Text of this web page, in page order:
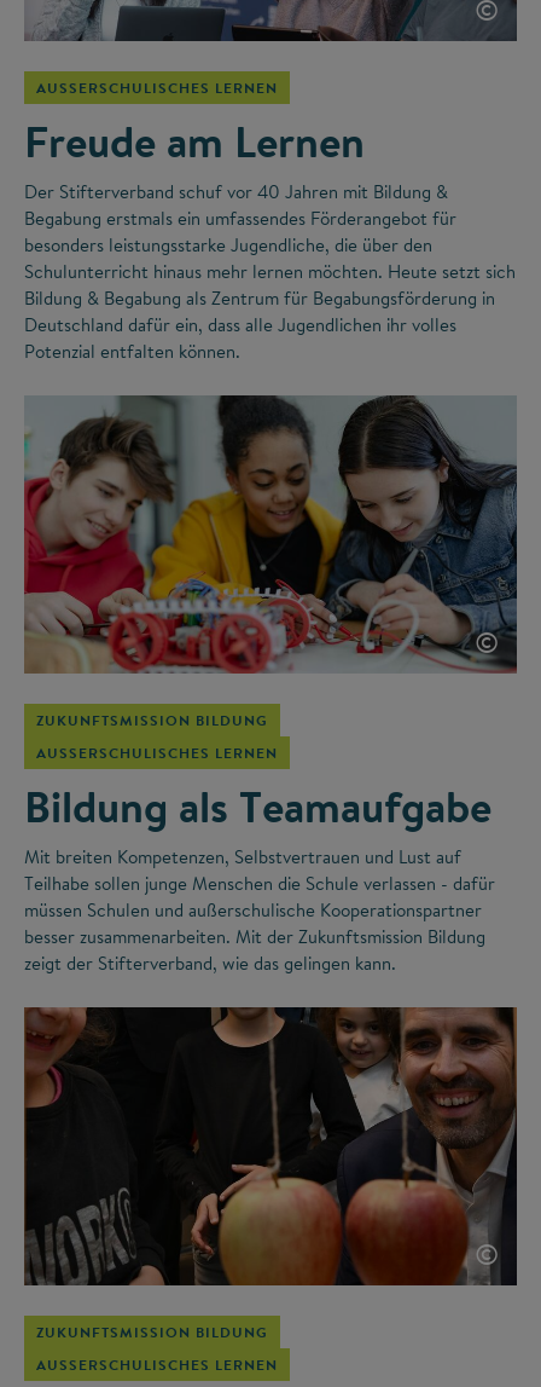
©
AUSSERSCHULISCHES LERNEN
Freude am Lernen
Der Stifterverband schuf vor 40 Jahren mit Bildung &
Begabung erstmals ein umfassendes Förderangebot für
besonders leistungsstarke Jugendliche, die über den
Schulunterricht hinaus mehr lernen möchten. Heute setzt sich
Bildung & Begabung als Zentrum für Begabungsförderung in
Deutschland dafür ein, dass alle Jugendlichen ihr volles
Potenzial entfalten können.
©
ZUKUNFTSMISSION BILDUNG
AUSSERSCHULISCHES LERNEN
Bildung als Teamaufgabe
Mit breiten Kompetenzen, Selbstvertrauen und Lust auf
Teilhabe sollen junge Menschen die Schule verlassen - dafür
müssen Schulen und außerschulische Kooperationspartner
besser zusammenarbeiten. Mit der Zukunftsmission Bildung
zeigt der Stifterverband, wie das gelingen kann.
©
ZUKUNFTSMISSION BILDUNG
AUSSERSCHULISCHES LERNEN